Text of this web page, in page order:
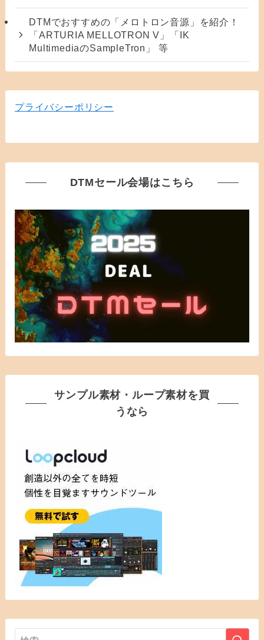
DTMでおすすめの「メロトロン音源」を紹介！
「ARTURIA MELLOTRON V」「IK
MultimediaのSampleTron」 等
プライバシーポリシー
DTMセール会場はこちら
サンプル素材・ループ素材を買
うなら